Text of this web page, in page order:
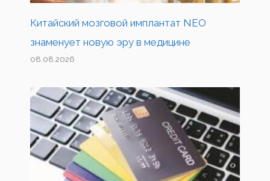
Китайский мозговой имплантат NEO
знаменует новую эру в медицине
08.08.2026